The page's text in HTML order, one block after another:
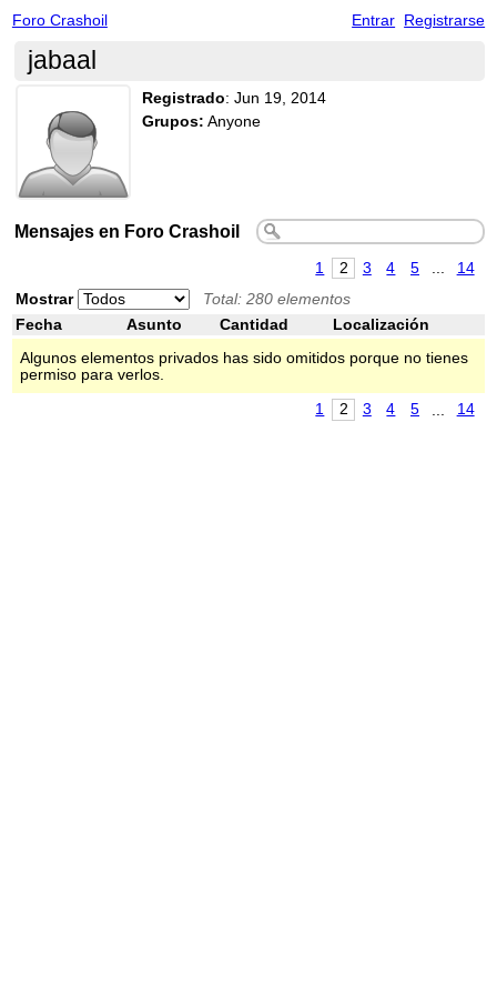
Foro Crashoil Entrar Registrarse
jabaal
Registrado: Jun 19, 2014
Grupos: Anyone
Mensajes en Foro Crashoil
1 2 3 4 5
14
Mostrar
Total: 280 elementos
Fecha
Asunto Cantidad
Localización
Algunos elementos privados has sido omitidos porque no tienes
permiso para verlos.
1 2 3 4 5 14